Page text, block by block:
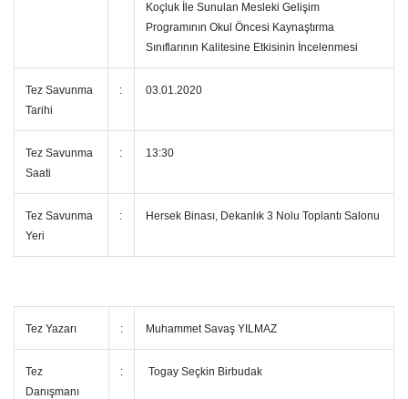
Koçluk İle Sunulan Mesleki Gelişim
Programının Okul Öncesi Kaynaştırma
Sınıflarının Kalitesine Etkisinin İncelenmesi
Tez Savunma
Tarihi
: 03.01.2020
Tez Savunma
Saati
: 13:30
Tez Savunma
Yeri
: Hersek Binası, Dekanlık 3 Nolu Toplantı Salonu
Tez Yazarı : Muhammet Savaş YILMAZ
Tez
Danışmanı
: Togay Seçkin Birbudak